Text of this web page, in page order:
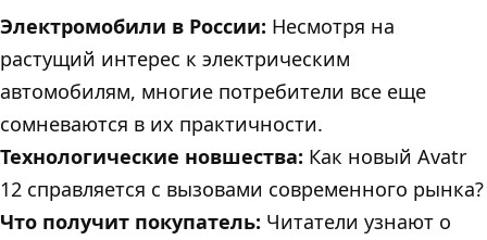
Электромобили в России: Несмотря на
растущий интерес к электрическим
автомобилям, многие потребители все еще
сомневаются в их практичности.
Технологические новшества: Как новый Avatr
12 справляется с вызовами современного рынка?
Что получит покупатель: Читатели узнают о